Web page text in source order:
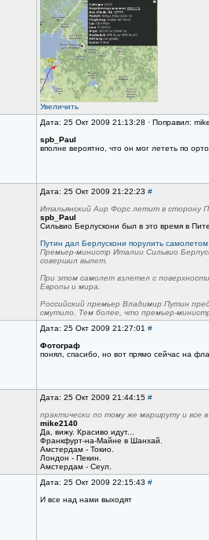
Увеличить
Дата: 25 Окт 2009 21:13:28 · Поправил:
spb_Paul
вполне вероятно, что он мог лететь по
Дата: 25 Окт 2009 21:22:23 #
Итальянский Аир Форс летит в сторону
spb_Paul
Сильвио Берлускони был в это время в
Путин дал Берлускони порулить
Премьер-министр Италии Сильвио
совершил вылет.
При этом самолет взлетел с
Европы и мира.
Российский премьер Владимир Путин
смутило. Тем более, что премьер-
Дата: 25 Окт 2009 21:27:01 #
Фотограф
понял, спасибо, но вот прямо сейчас на
Дата: 25 Окт 2009 21:44:15 #
практически по тому же маршруту и все
mike2140
Да, вижу. Красиво идут...
Франкфурт-на-Майне в Шанхай.
Амстердам - Токио.
Лондон - Пекин.
Амстердам - Сеул.
Дата: 25 Окт 2009 22:15:43 #
И все над нами выходят